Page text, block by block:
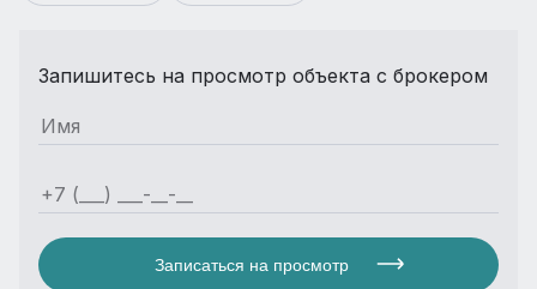
Запишитесь на просмотр объекта с брокером
Записаться на просмотр